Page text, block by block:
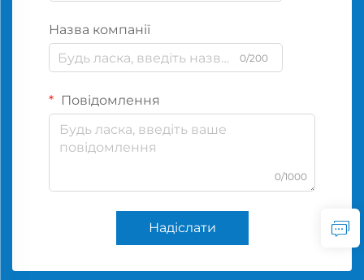
Назва компанії
0/200
Повідомлення
0/1000
Надіслати